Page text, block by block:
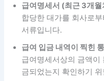
급여명세서 (최근 3개
합당한 대가를 회사로
서류입니다.
급여 입금 내역이 찍힌
급여명세서상의 금액이
금되었는지 확인하기